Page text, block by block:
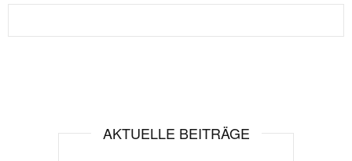
AKTUELLE BEITRÄGE